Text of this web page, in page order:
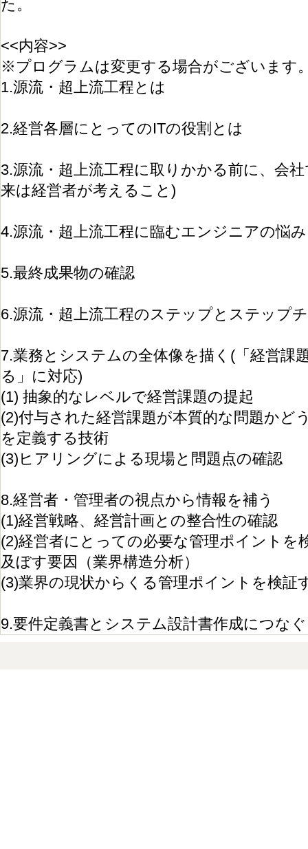
た。
<<内容>>
※プログラムは変更する場合がございます
1.源流・超上流工程とは
2.経営各層にとってのITの役割とは
3.源流・超上流工程に取りかかる前に、会
来は経営者が考えること)
4.源流・超上流工程に臨むエンジニアの悩み
5.最終成果物の確認
6.源流・超上流工程のステップとステップ
7.業務とシステムの全体像を描く(「経営課
る」に対応)
(1) 抽象的なレベルで経営課題の提起
(2)付与された経営課題が本質的な問題かど
を定義する技術
(3)ヒアリングによる現場と問題点の確認
8.経営者・管理者の視点から情報を補う
(1)経営戦略、経営計画との整合性の確認
(2)経営者にとっての必要な管理ポイントを
及ぼす要因（業界構造分析）
(3)業界の現状からくる管理ポイントを検証
9.要件定義書とシステム設計書作成につなぐ